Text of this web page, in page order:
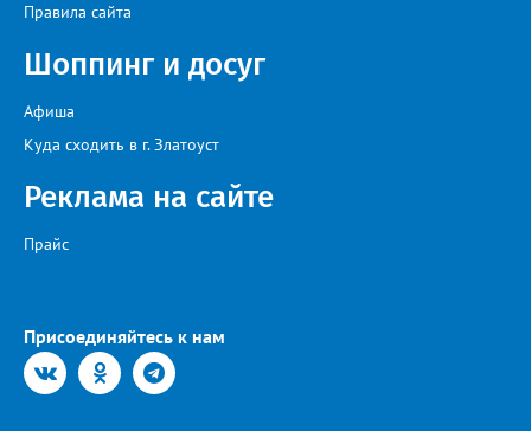
Правила сайта
Шоппинг и досуг
Афиша
Куда сходить в г. Златоуст
Реклама на сайте
Прайс
Присоединяйтесь к нам